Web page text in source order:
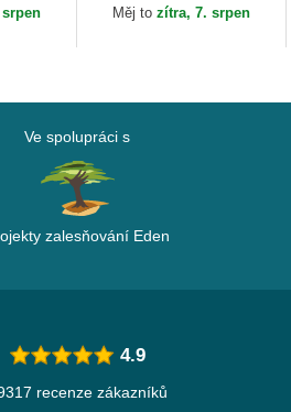
Era
Yankees MLB New Era
Měj to zítra, 7. srpen
Ve spolupráci s
zalesňování Eden
4.9
recenze zákazníků